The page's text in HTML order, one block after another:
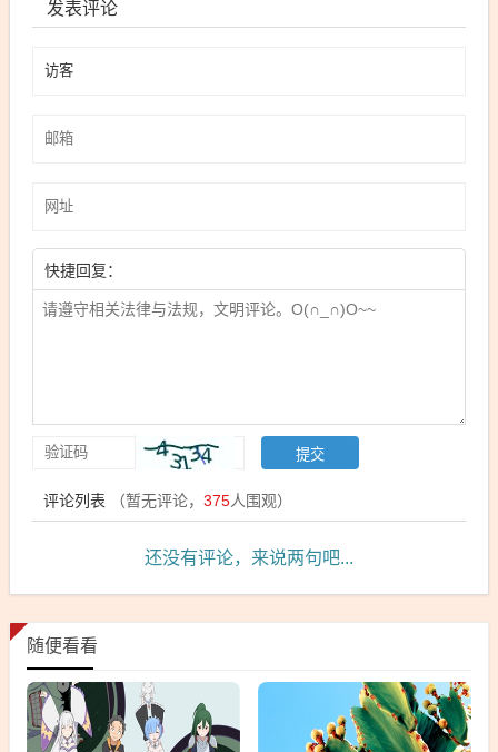
发表评论
快捷回复：
评论列表 （暂无评论， 375人围观）
还没有评论，来说两句吧...
随便看看